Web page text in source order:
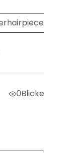
0Blicke